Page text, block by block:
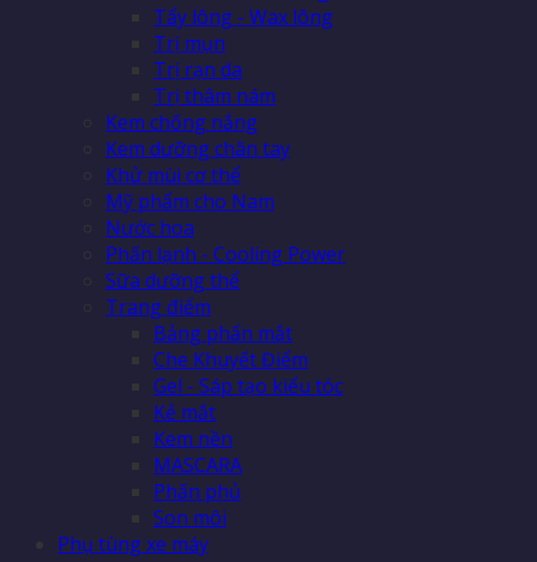
Tẩy lông - Wax lông
Trị mụn
Trị rạn da
Trị thâm nám
Kem chống nắng
Kem dưỡng chân tay
Khử mùi cơ thể
Mỹ phẩm cho Nam
Nước hoa
Phấn lạnh - Cooling Power
Sữa dưỡng thể
Trang điểm
Bảng phấn mắt
Che Khuyết Điểm
Gel - Sáp tạo kiểu tóc
Kẻ mắt
Kem nền
MASCARA
Phấn phủ
Son môi
Phụ tùng xe máy